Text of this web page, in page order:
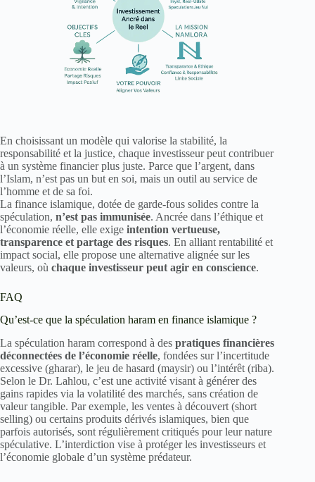
En choisissant un modèle qui valorise la stabilité, la
responsabilité et la justice, chaque investisseur peut contribuer
à un système financier plus juste. Parce que l’argent, dans
l’Islam, n’est pas un but en soi, mais un outil au service de
l’homme et de sa foi.
La finance islamique, dotée de garde-fous solides contre la
spéculation, n’est pas immunisée. Ancrée dans l’éthique et
l’économie réelle, elle exige intention vertueuse,
transparence et partage des risques. En alliant rentabilité et
impact social, elle propose une alternative alignée sur les
valeurs, où chaque investisseur peut agir en conscience.
FAQ
Qu’est-ce que la spéculation haram en finance islamique ?
La spéculation haram correspond à des pratiques financières
déconnectées de l’économie réelle, fondées sur l’incertitude
excessive (gharar), le jeu de hasard (maysir) ou l’intérêt (riba).
Selon le Dr. Lahlou, c’est une activité visant à générer des
gains rapides via la volatilité des marchés, sans création de
valeur tangible. Par exemple, les ventes à découvert (short
selling) ou certains produits dérivés islamiques, bien que
parfois autorisés, sont régulièrement critiqués pour leur nature
spéculative. L’interdiction vise à protéger les investisseurs et
l’économie globale d’un système prédateur.